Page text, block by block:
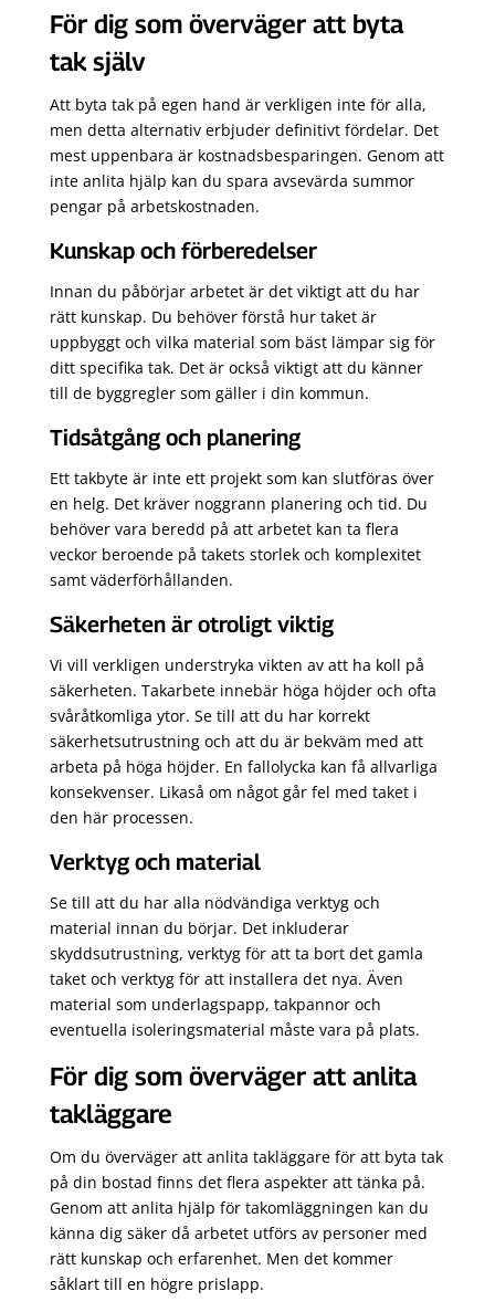
För dig som överväger att byta
tak själv
Att byta tak på egen hand är verkligen inte för alla,
men detta alternativ erbjuder definitivt fördelar. Det
mest uppenbara är kostnadsbesparingen. Genom att
inte anlita hjälp kan du spara avsevärda summor
pengar på arbetskostnaden.
Kunskap och förberedelser
Innan du påbörjar arbetet är det viktigt att du har
rätt kunskap. Du behöver förstå hur taket är
uppbyggt och vilka material som bäst lämpar sig för
ditt specifika tak. Det är också viktigt att du känner
till de byggregler som gäller i din kommun.
Tidsåtgång och planering
Ett takbyte är inte ett projekt som kan slutföras över
en helg. Det kräver noggrann planering och tid. Du
behöver vara beredd på att arbetet kan ta flera
veckor beroende på takets storlek och komplexitet
samt väderförhållanden.
Säkerheten är otroligt viktig
Vi vill verkligen understryka vikten av att ha koll på
säkerheten. Takarbete innebär höga höjder och ofta
svåråtkomliga ytor. Se till att du har korrekt
säkerhetsutrustning och att du är bekväm med att
arbeta på höga höjder. En fallolycka kan få allvarliga
konsekvenser. Likaså om något går fel med taket i
den här processen.
Verktyg och material
Se till att du har alla nödvändiga verktyg och
material innan du börjar. Det inkluderar
skyddsutrustning, verktyg för att ta bort det gamla
taket och verktyg för att installera det nya. Även
material som underlagspapp, takpannor och
eventuella isoleringsmaterial måste vara på plats.
För dig som överväger att anlita
takläggare
Om du överväger att anlita takläggare för att byta tak
på din bostad finns det flera aspekter att tänka på.
Genom att anlita hjälp för takomläggningen kan du
känna dig säker då arbetet utförs av personer med
rätt kunskap och erfarenhet. Men det kommer
såklart till en högre prislapp.